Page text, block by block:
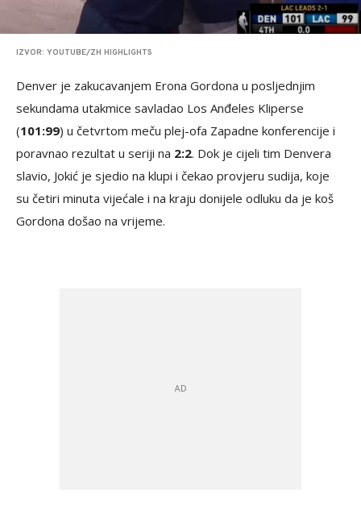
IZVOR: YOUTUBE/ZH HIGHLIGHTS
Denver je zakucavanjem Erona Gordona u posljednjim
sekundama utakmice savladao Los Anđeles Kliperse
(101:99) u četvrtom meču plej-ofa Zapadne konferencije i
poravnao rezultat u seriji na 2:2. Dok je cijeli tim Denvera
slavio, Jokić je sjedio na klupi i čekao provjeru sudija, koje
su četiri minuta vijećale i na kraju donijele odluku da je koš
Gordona došao na vrijeme.